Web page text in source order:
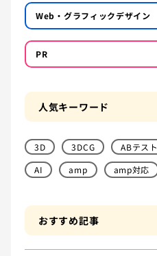
Web・グラフィックデザイン
PR
人気キーワード
3D 3DCG ABテスト
AI
amp amp対応
おすすめ記事